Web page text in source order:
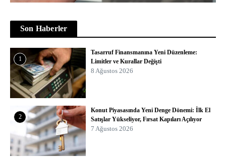
Son Haberler
1
Tasarruf Finansmanına Yeni Düzenleme:
Limitler ve Kurallar Değişti
8 Ağustos 2026
2
Konut Piyasasında Yeni Denge Dönemi: İlk El
Satışlar Yükseliyor, Fırsat Kapıları Açılıyor
7 Ağustos 2026